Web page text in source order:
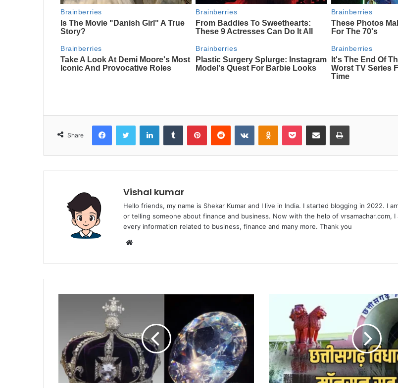
Share
FacebookTwitter LinkedInTumblr PinterestReddit VKontakteOdnoklassniki
Pocket Share via Email Print
Vishal kumar
Hello friends, my name is Shekar Kumar and I live in India. I started blogging in 2022. I
or telling someone about finance and business. Now with the help of vrsamachar.com, I
every information related to business, finance and many more. Thank you
Website